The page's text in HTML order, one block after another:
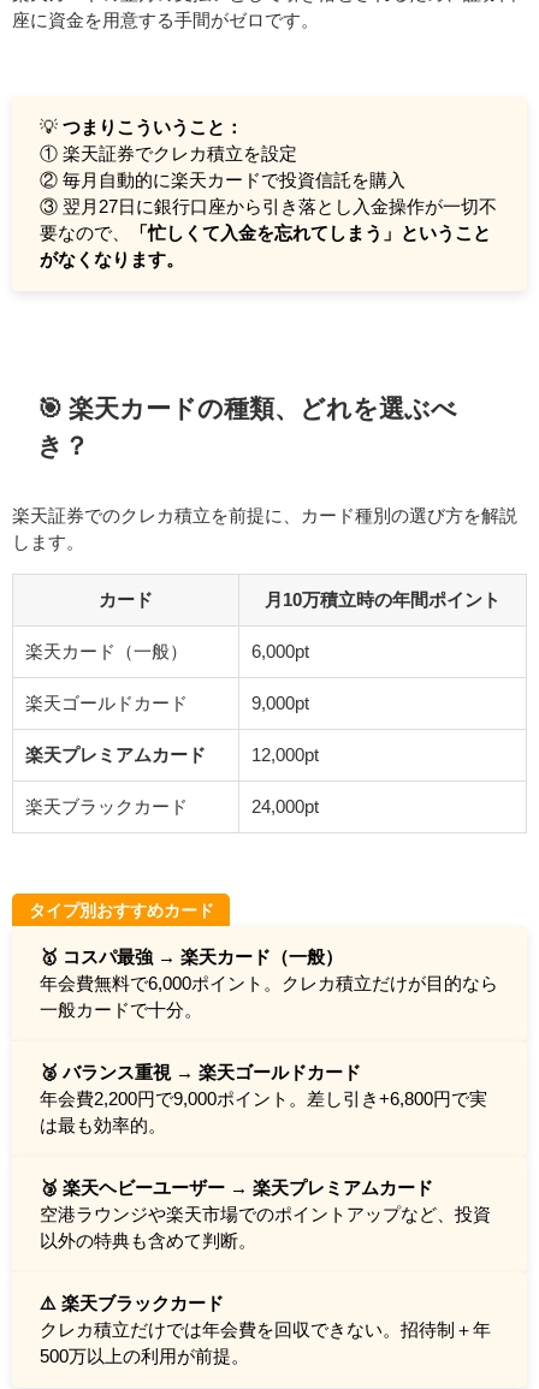
座に資金を用意する手間がゼロです。
💡 つまりこういうこと：
① 楽天証券でクレカ積立を設定
② 毎月自動的に楽天カードで投資信託を購入
③ 翌月27日に銀行口座から引き落とし入金操作が一切不
要なので、
「忙しくて入金を忘れてしまう」ということ
がなくなります。
🎯 楽天カードの種類、どれを選ぶべ
き？
楽天証券でのクレカ積立を前提に、カード種別の選び方を解説
します。
カード 月10万積立時の年間ポイント
楽天カード（一般） 6,000pt
楽天ゴールドカード 9,000pt
楽天プレミアムカード 12,000pt
楽天ブラックカード 24,000pt
タイプ別おすすめカード
🥇 コスパ最強 → 楽天カード（一般）
年会費無料で6,000ポイント。クレカ積立だけが目的なら
一般カードで十分。
🥈 バランス重視 → 楽天ゴールドカード
年会費2,200円で9,000ポイント。差し引き+6,800円で実
は最も効率的。
🥉 楽天ヘビーユーザー → 楽天プレミアムカード
空港ラウンジや楽天市場でのポイントアップなど、投資
以外の特典も含めて判断。
⚠️ 楽天ブラックカード
クレカ積立だけでは年会費を回収できない。招待制＋年
500万以上の利用が前提。